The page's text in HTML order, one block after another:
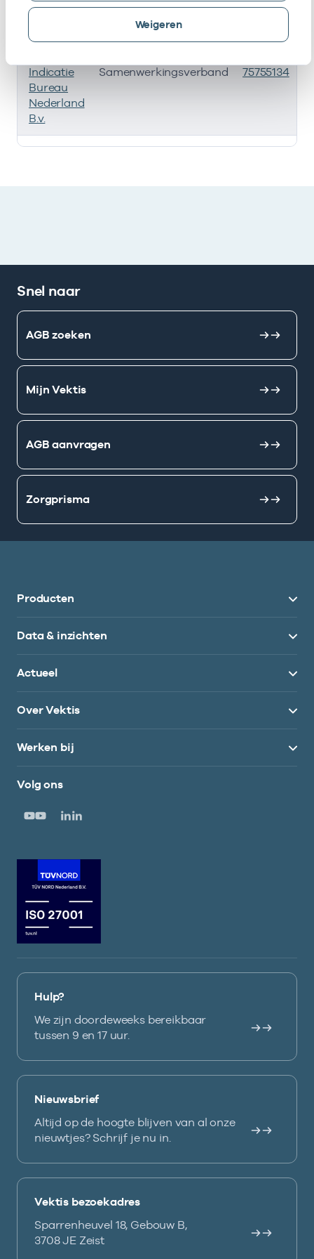
Weigeren
Deze onderneming heeft een relatie met de volgende
Naam Type AGB-code
Indicatie
Bureau
Nederland
B.v.
Samenwerkingsverband 75755134
Snel naar
AGB zoeken
Mijn Vektis
AGB aanvragen
Zorgprisma
Producten
Data & inzichten
Actueel
Over Vektis
Werken bij
Volg ons
Hulp?
We zijn doordeweeks bereikbaar
tussen 9 en 17 uur.
Nieuwsbrief
Altijd op de hoogte blijven van al onze
nieuwtjes? Schrijf je nu in.
Vektis bezoekadres
Sparrenheuvel 18, Gebouw B,
3708 JE Zeist